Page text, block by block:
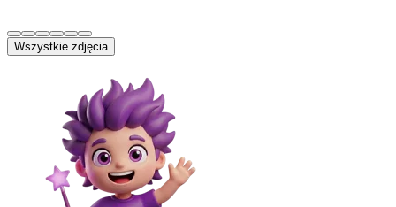
Wszystkie zdjęcia